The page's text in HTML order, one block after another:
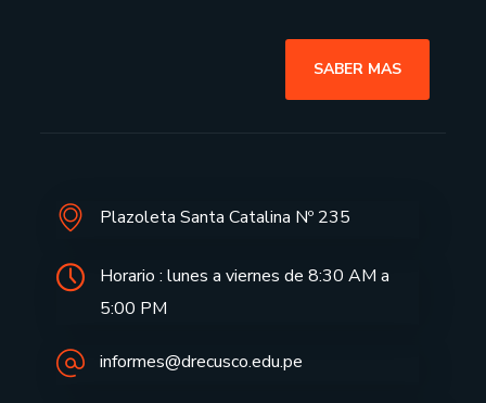
SABER MAS
Plazoleta Santa Catalina Nº 235
Horario : lunes a viernes de 8:30 AM a
5:00 PM
informes@drecusco.edu.pe